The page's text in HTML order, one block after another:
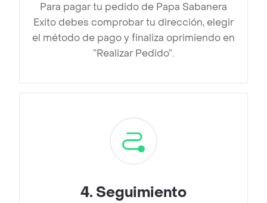
Para pagar tu pedido de Papa Sabanera
Exito debes comprobar tu dirección, elegir
el método de pago y finaliza oprimiendo en
“Realizar Pedido”.
4. Seguimiento